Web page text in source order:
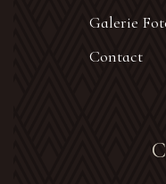
Galerie
Contact